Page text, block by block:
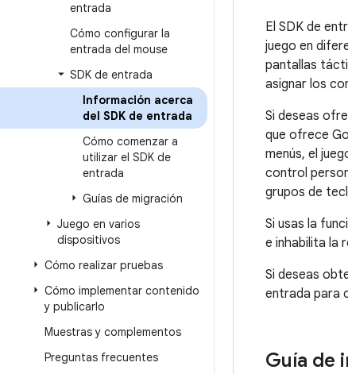
entrada
Cómo configurar la
entrada del mouse
SDK de entrada
Información acerca
del SDK de entrada
Cómo comenzar a
utilizar el SDK de
entrada
Guías de migración
Juego en varios
dispositivos
Cómo realizar pruebas
Cómo implementar contenido
y publicarlo
Muestras y complementos
Preguntas frecuentes
El SDK de
juego en
pantallas
asignar los
Si deseas
que ofrece
menús, el
control
grupos de
Si usas la
e inhabilita la
Si deseas
entrada para
Guía de